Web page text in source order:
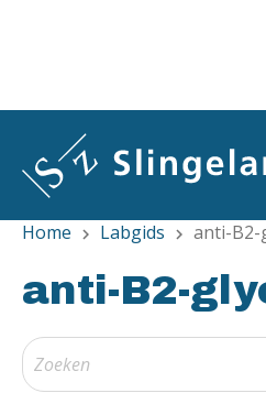
Home chevron_right Labgids chevron_right anti-B2-
anti-B2-